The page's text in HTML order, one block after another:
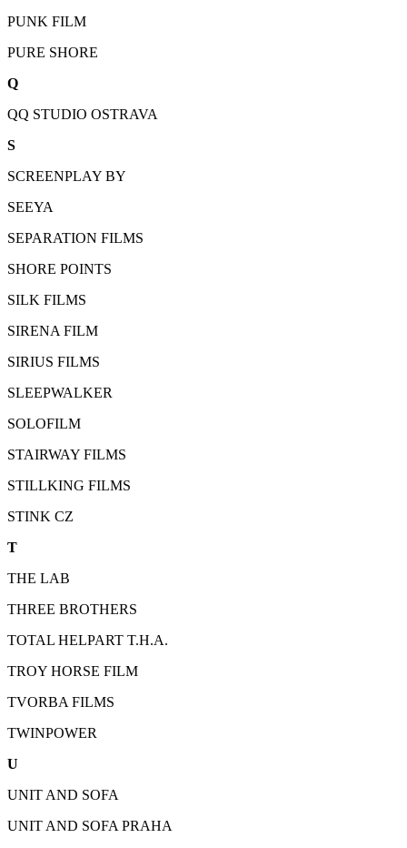
PUNK FILM
PURE SHORE
Q
QQ STUDIO OSTRAVA
S
SCREENPLAY BY
SEEYA
SEPARATION FILMS
SHORE POINTS
SILK FILMS
SIRENA FILM
SIRIUS FILMS
SLEEPWALKER
SOLOFILM
STAIRWAY FILMS
STILLKING FILMS
STINK CZ
T
THE LAB
THREE BROTHERS
TOTAL HELPART T.H.A.
TROY HORSE FILM
TVORBA FILMS
TWINPOWER
U
UNIT AND SOFA
UNIT AND SOFA PRAHA